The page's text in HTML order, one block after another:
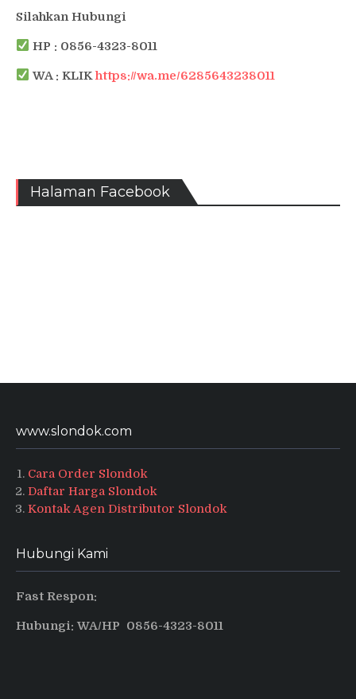
Silahkan Hubungi
HP : 0856-4323-8011
WA : KLIKhttps://wa.me/6285643238011
Halaman Facebook
www.slondok.com
Cara Order Slondok
Daftar Harga Slondok
Kontak Agen Distributor Slondok
Hubungi Kami
Fast Respon:
Hubungi: WA/HP 0856-4323-8011